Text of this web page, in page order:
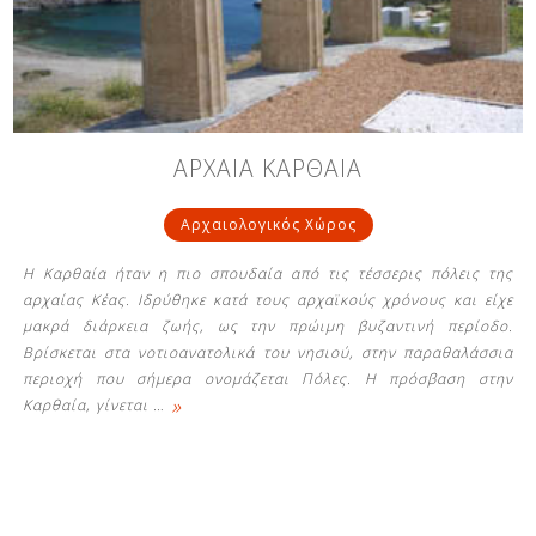
Δείτε μας:
Δείτε μας:
Δείτε μας:
Δείτε μας:
Δείτε μας:
Δείτε μας:
Δείτε μας:
Δείτε μας:
Δείτε μας:
Δείτε μας:
ΑΡΧΑΙΑ ΚΑΡΘΑΙΑ
Αρχαιολογικός Χώρος
Η Καρθαία ήταν η πιο σπουδαία από τις τέσσερις πόλεις της
αρχαίας Κέας. Ιδρύθηκε κατά τους αρχαϊκούς χρόνους και είχε
μακρά διάρκεια ζωής, ως την πρώιμη βυζαντινή περίοδο.
Βρίσκεται στα νοτιοανατολικά του νησιού, στην παραθαλάσσια
περιοχή που σήμερα ονομάζεται Πόλες. Η πρόσβαση στην
Καρθαία, γίνεται … »